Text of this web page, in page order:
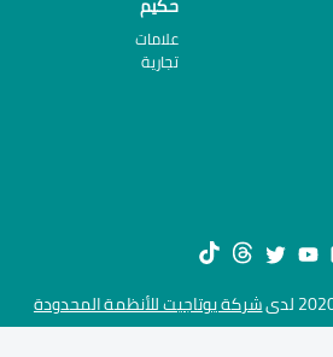
علامات
تجارية
شركة يوتاجيت للأنظمة المحدودة